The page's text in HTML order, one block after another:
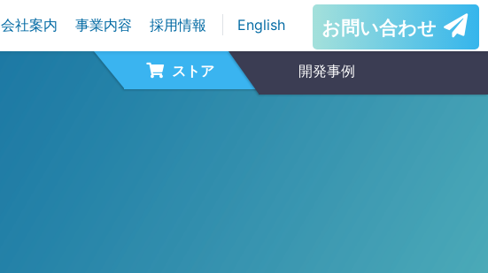
会社案内 事業内容 採用情報 English お問い合わせ
ストア 開発事例